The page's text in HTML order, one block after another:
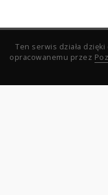
Ten serwis działa
opracowanemu przez